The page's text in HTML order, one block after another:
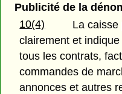
Publicité de la
10(4)
La caisse
clairement et
tous les contrats,
commandes de
annonces et autres